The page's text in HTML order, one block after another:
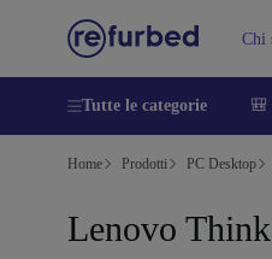
Chi
Tutte le categorie 🎒
Home Prodotti PC Desktop
Lenovo